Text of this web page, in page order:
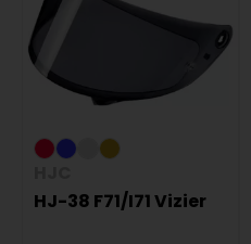
HJ-38 F71/I71 Vizier